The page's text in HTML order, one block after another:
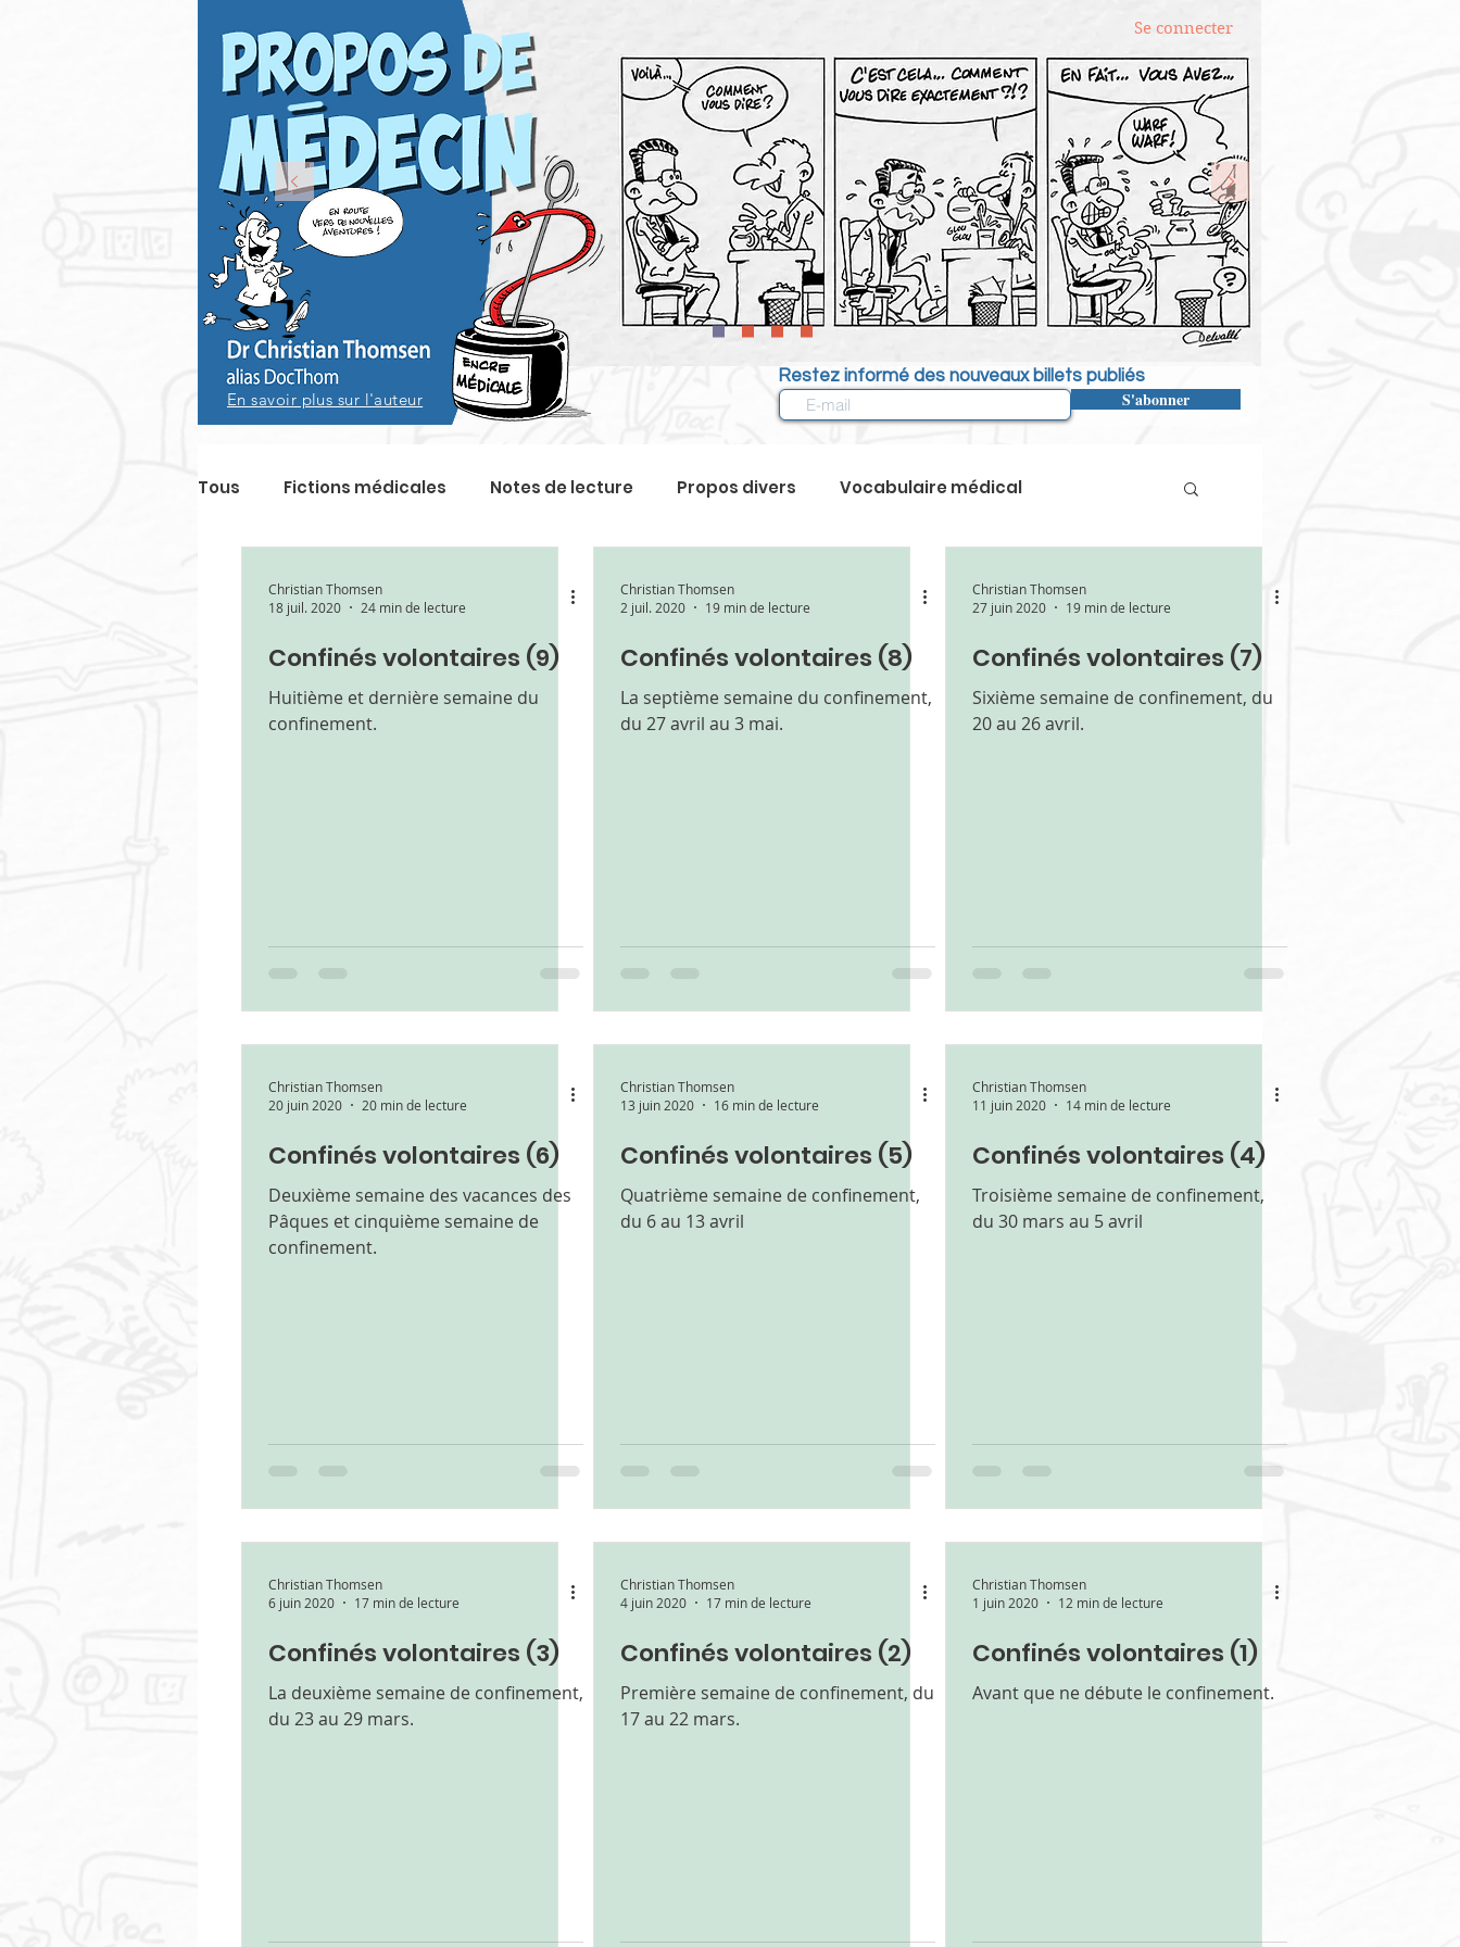
Restez informé des nouveaux billets publiés
S'abonner
En savoir plus sur l'auteur
Se connecter
Tous Fictions médicales Notes de lecture Propos divers Vocabulaire médical
Propos médicaux Littérature Un si gentil docteur Musique Histoire de la médecine
Christian Thomsen
18 juil. 2020
24 min de lecture
Confinés volontaires (9)
Huitième et dernière semaine du
confinement.
Christian Thomsen
2 juil. 2020
19 min de lecture
Confinés volontaires (8)
La septième semaine du confinement,
du 27 avril au 3 mai.
Christian Thomsen
27 juin 2020
19 min de lecture
Confinés volontaires (7)
Sixième semaine de confinement, du
20 au 26 avril.
Christian Thomsen
20 juin 2020
20 min de lecture
Confinés volontaires (6)
Deuxième semaine des vacances des
Pâques et cinquième semaine de
confinement.
Christian Thomsen
13 juin 2020
16 min de lecture
Confinés volontaires (5)
Quatrième semaine de confinement,
du 6 au 13 avril
Christian Thomsen
11 juin 2020
14 min de lecture
Confinés volontaires (4)
Troisième semaine de confinement,
du 30 mars au 5 avril
Christian Thomsen
6 juin 2020
17 min de lecture
Confinés volontaires (3)
La deuxième semaine de confinement,
du 23 au 29 mars.
Christian Thomsen
4 juin 2020
17 min de lecture
Confinés volontaires (2)
Première semaine de confinement, du
17 au 22 mars.
Christian Thomsen
1 juin 2020
12 min de lecture
Confinés volontaires (1)
Avant que ne débute le confinement.